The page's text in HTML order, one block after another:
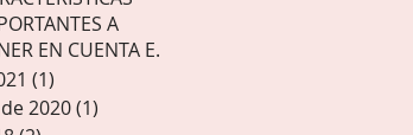
A
EN CUENTA EN
BLANCOS
(1)
2020(1)